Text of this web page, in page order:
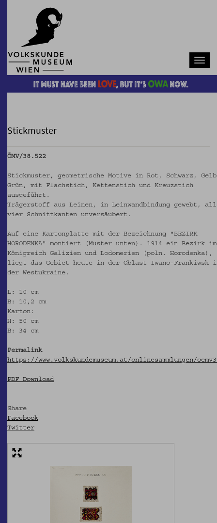
Stickmuster
ÖMV/38.522
Stickmuster, geometrische Motive in Rot, Schwarz, Gelb
Grün, mit Flachstich, Kettenstich und Kreuzstich
ausgeführt.
Trägerstoff aus Leinen, in Leinwandbindung gewebt,
vier Schnittkanten unversäubert.
Auf eine Kartonplatte mit der Bezeichnung "BEZIRK
HORODENKA" montiert (Muster unten). 1914 ein Bezirk im
Königreich Galizien und Lodomerien (poln. Horodenka),
liegt das Gebiet heute in der Oblast Iwano-Frankiwsk
der Westukraine.
L: 10 cm
B: 10,2 cm
Karton:
H: 50 cm
B: 34 cm
Permalink
https://www.volkskundemuseum.at/onlinesammlungen/
PDF Download
Share
Facebook
Twitter